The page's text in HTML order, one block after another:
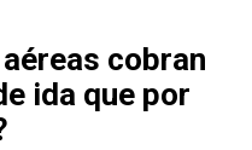
cobran
ida que por